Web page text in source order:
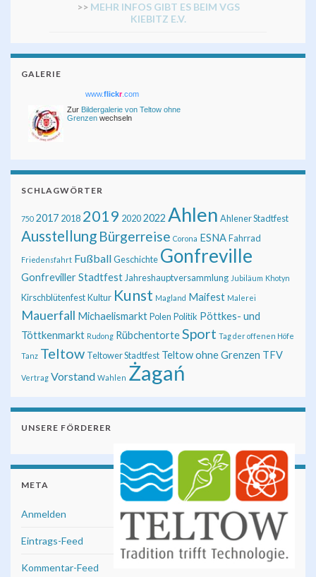
>> MEHR INFOS GIBT ES BEIM VGS
KIEBITZ E.V.
GALERIE
www.flickr.com
Zur Bildergalerie von Teltow ohne
Grenzen wechseln
SCHLAGWÖRTER
750 2017 2018 2019 20202022 Ahlen Ahlener Stadtfest
Ausstellung Bürgerreise Corona ESNAFahrrad
Friedensfahrt FußballGeschichte Gonfreville
Gonfreviller Stadtfest Jahreshauptversammlung Jubiläum Khotyn
KirschblütenfestKultur Kunst Magland Maifest Malerei
Mauerfall MichaelismarktPolen Politik Pöttkes- und
Töttkenmarkt Rudong RübchentorteSport Tag der offenen Höfe
Tanz Teltow Teltower Stadtfest Teltow ohne Grenzen TFV
Vertrag Vorstand Wahlen Żagań
UNSERE FÖRDERER
META
Anmelden
Eintrags-Feed
Kommentar-Feed